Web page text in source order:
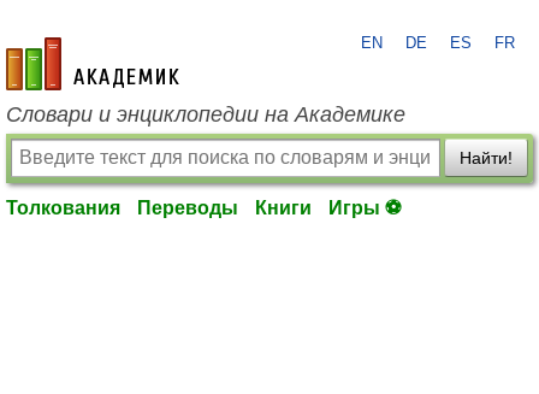
academic.ru
EN DE ES FR
Словари и энциклопедии на Академике
Найти!
Толкования Переводы Книги Игры ⚽